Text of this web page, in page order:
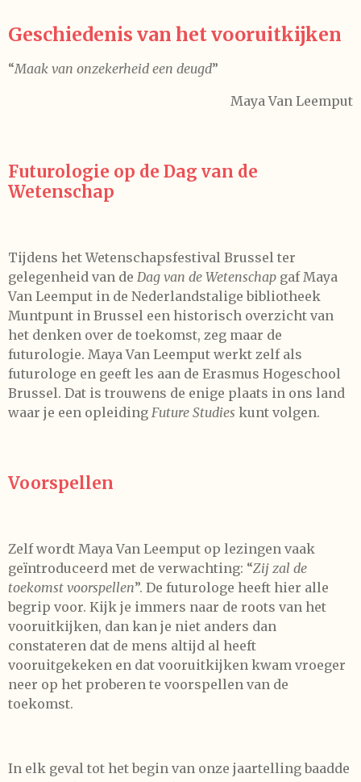
Geschiedenis van het vooruitkijken
“Maak van onzekerheid een deugd”
Maya Van Leemput
Futurologie op de Dag van de
Wetenschap
Tijdens het Wetenschapsfestival Brussel ter
gelegenheid van de Dag van de Wetenschap gaf Maya
Van Leemput in de Nederlandstalige bibliotheek
Muntpunt in Brussel een historisch overzicht van
het denken over de toekomst, zeg maar de
futurologie. Maya Van Leemput werkt zelf als
futurologe en geeft les aan de Erasmus Hogeschool
Brussel. Dat is trouwens de enige plaats in ons land
waar je een opleiding Future Studies kunt volgen.
Voorspellen
Zelf wordt Maya Van Leemput op lezingen vaak
geïntroduceerd met de verwachting: “Zij zal de
toekomst voorspellen”. De futurologe heeft hier alle
begrip voor. Kijk je immers naar de roots van het
vooruitkijken, dan kan je niet anders dan
constateren dat de mens altijd al heeft
vooruitgekeken en dat vooruitkijken kwam vroeger
neer op het proberen te voorspellen van de
toekomst.
In elk geval tot het begin van onze jaartelling baadde